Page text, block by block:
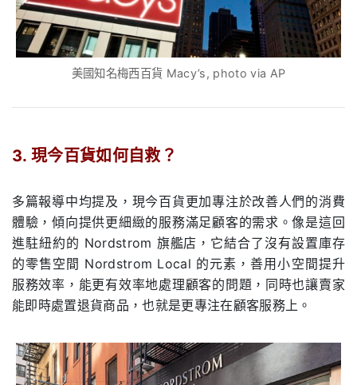
美國知名梅西百貨 Macy’s, photo via AP
3.現今百貨如何自救？
多篇報導中均提及，現今百貨更加專注於改善人們的消費
體驗，傾向提供更細緻的服務滿足顧客的需求。像是這回
進駐紐約的 Nordstrom 旗艦店，它結合了沒有設置庫存
的零售空間 Nordstrom Local 的元素，善用小空間提升
服務效率，能更有效率地處理顧客的問題，同時也讓賣家
能即時處置退貨商品，也就是更專注在顧客服務上。